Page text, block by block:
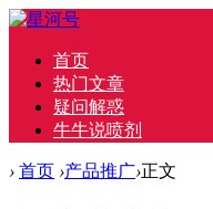
首页
热门文章
疑问解惑
牛牛说喷剂
› 首页 ›产品推广›正文